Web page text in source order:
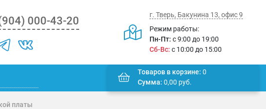
000-43-20
г. Тверь, Бакунина 13, офис 9
Режим работы:
Пн-Пт: с 9:00 до 19:00
Сб-Вс: с 10:00 до 15:00
Товаров в корзине: 0
Сумма: 0,00 руб.
платы